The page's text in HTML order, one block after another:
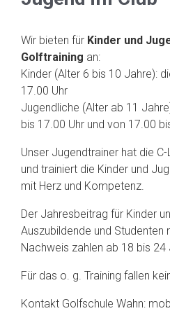
Wir bieten für Kinder und
Golftraining an:
Kinder (Alter 6 bis 10 Jahre):
17.00 Uhr
Jugendliche (Alter ab 11
bis 17.00 Uhr und von 17.00
Unser Jugendtrainer hat die
und trainiert die Kinder und
mit Herz und Kompetenz.
Der Jahresbeitrag für Kinder
Auszubildende und
Nachweis zahlen ab 18 bis 24
Für das o. g. Training fallen
Kontakt Golfschule Wahn: